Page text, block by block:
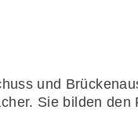
und
Sie bilden